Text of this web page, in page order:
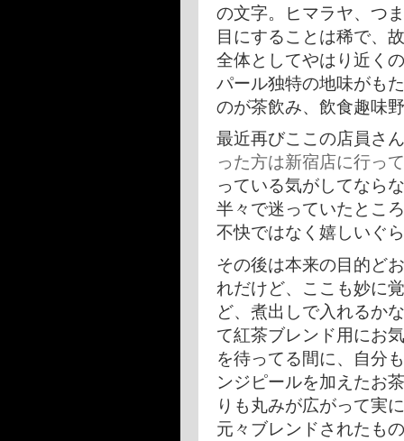
の文字。ヒマラヤ、つ
目にすることは稀で、
全体としてやはり近く
パール独特の地味がも
のが茶飲み、飲食趣味
最近再びここの店員さ
った方は新宿店に行っ
っている気がしてなら
半々で迷っていたとこ
不快ではなく嬉しいぐ
その後は本来の目的ど
れだけど、ここも妙に
ど、煮出しで入れるか
て紅茶ブレンド用にお
を待ってる間に、自分
ンジピールを加えたお
りも丸みが広がって実
元々ブレンドされたも